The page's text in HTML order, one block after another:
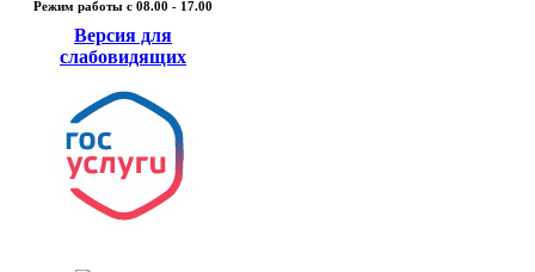
Режим работы c 08.00 - 17.00
Версия для
слабовидящих